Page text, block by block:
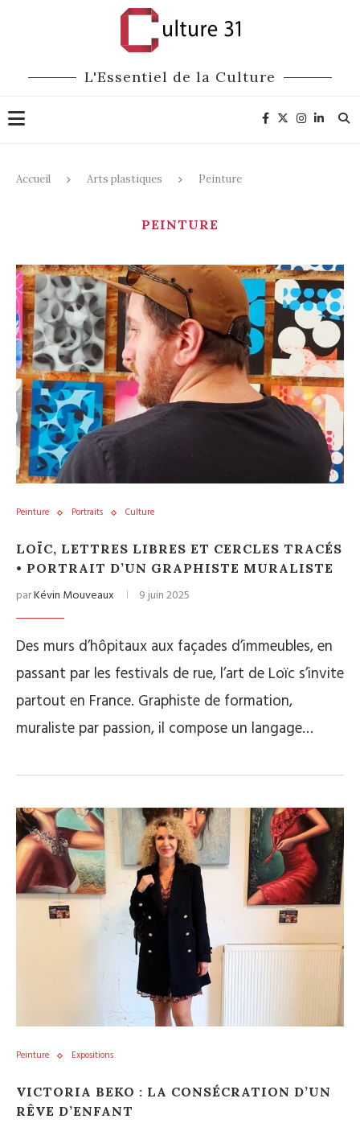
L'Essentiel de la Culture
Accueil Arts plastiques Peinture
PEINTURE
Peinture Portraits Culture
LOÏC, LETTRES LIBRES ET CERCLES TRACÉS
• PORTRAIT D’UN GRAPHISTE MURALISTE
parKévin Mouveaux 9 juin 2025
Des murs d’hôpitaux aux façades d’immeubles, en
passant par les festivals de rue, l’art de Loïc s’invite
partout en France. Graphiste de formation,
muraliste par passion, il compose un langage…
Peinture Expositions
VICTORIA BEKO : LA CONSÉCRATION D’UN
RÊVE D’ENFANT